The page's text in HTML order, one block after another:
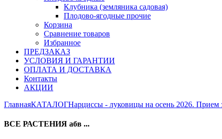
Клубника (земляника садовая)
Плодово-ягодные прочие
Корзина
Сравнение товаров
Избранное
ПРЕДЗАКАЗ
УСЛОВИЯ И ГАРАНТИИ
ОПЛАТА И ДОСТАВКА
Контакты
АКЦИИ
ГлавнаяКАТАЛОГНарциссы - луковицы на осень 2026. Прием
ВСЕ РАСТЕНИЯ абв ...